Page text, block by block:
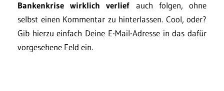
Bankenkrise wirklich verlief auch folgen, ohne
selbst einen Kommentar zu hinterlassen. Cool, oder?
Gib hierzu einfach Deine E-Mail-Adresse in das dafür
vorgesehene Feld ein.